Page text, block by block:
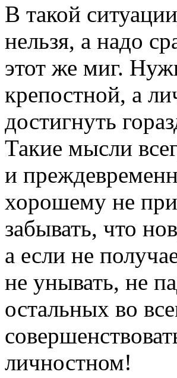
В такой
нельзя, а надо
этот же миг.
крепостной, а
достигнуть
Такие мысли
и
хорошему не
забывать, что
а если не
не унывать, не
остальных во
личностном!